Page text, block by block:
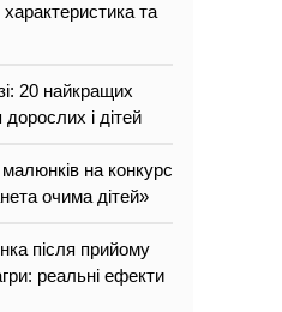
та
20 найкращих
дорослих і дітей
малюнків на конкурс
очима дітей»
після прийому
реальні ефекти